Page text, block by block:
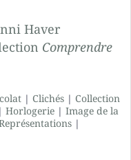
Haver
Comprendre
| Clichés | Collection
| Horlogerie | Image de la
|